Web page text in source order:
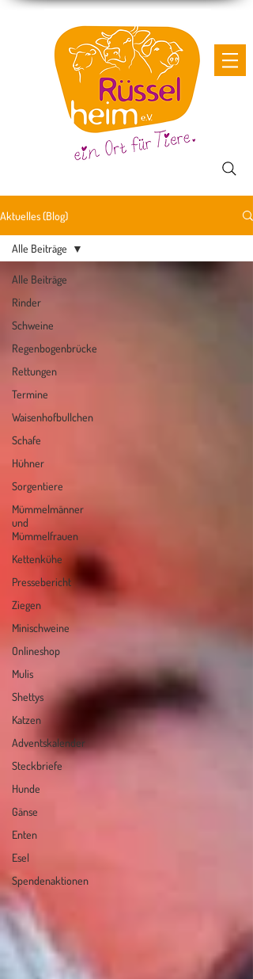
Aktuelles (Blog)
Alle Beiträge
Rinder
Schweine
Regenbogenbrücke
Rettungen
Termine
Waisenhofbullchen
Schafe
Hühner
Sorgentiere
Mümmelmänner
und
Mümmelfrauen
Kettenkühe
Pressebericht
Ziegen
Minischweine
Onlineshop
Mulis
Shettys
Katzen
Adventskalender
Steckbriefe
Hunde
Gänse
Enten
Esel
Spendenaktionen
Alle Beiträge